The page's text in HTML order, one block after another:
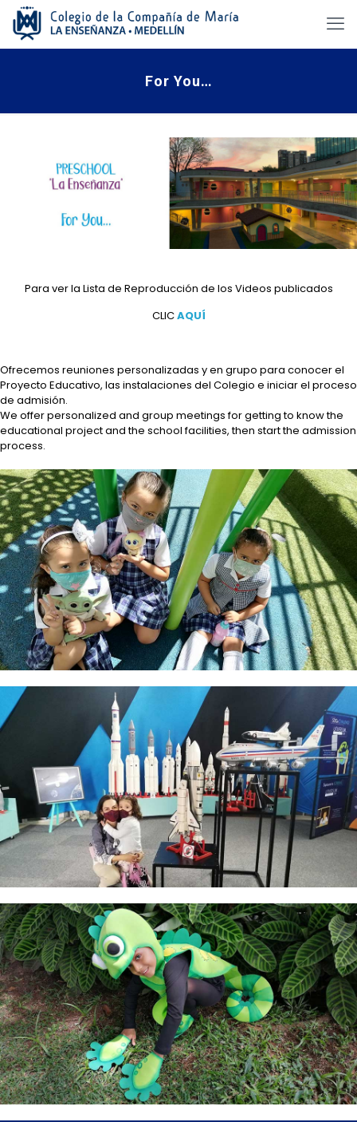
For You…
Para ver la Lista de Reproducción de los Videos publicados
CLICAQUÍ
Ofrecemos reuniones personalizadas y en grupo para conocer el
Proyecto Educativo, las instalaciones del Colegio e iniciar el proceso
de admisión.
We offer personalized and group meetings for getting to know the
educational project and the school facilities, then start the admission
process.